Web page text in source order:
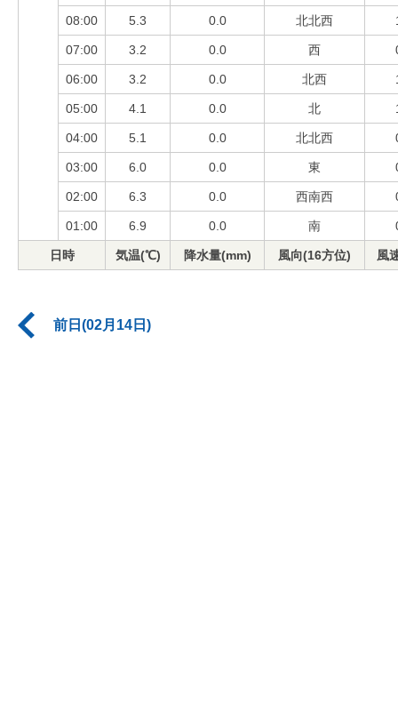
08:00 5.3 0.0 北北西
07:00 3.2 0.0 西
06:00 3.2 0.0 北西
05:00 4.1 0.0 北
04:00 5.1 0.0 北北西
03:00 6.0 0.0 東
02:00 6.3 0.0 西南西
01:00 6.9 0.0 南
日時 気温(℃) 降水量(mm) 風向(16方位) 風
前日(02月14日)